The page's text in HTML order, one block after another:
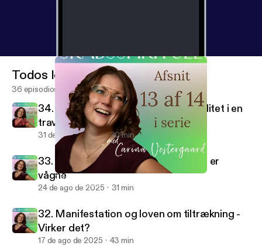
33. Det spirituelle ego - Når vi tror vi er vågne
Skabsspirituel
Todos los episodios
36 episodios
34. Hvordan integrerer man spiritualitet i en
travl hverdag
31 de ago de 2025 20 min
33. Det spirituelle ego - Når vi tror vi er
vågne
24 de ago de 2025 31 min
32. Manifestation og loven om tiltrækning -
Virker det?
17 de ago de 2025 43 min